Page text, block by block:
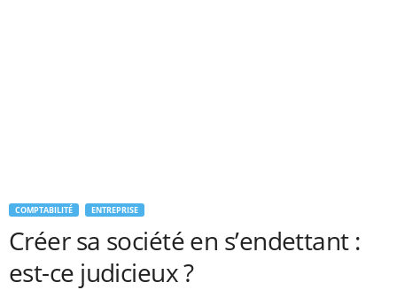
COMPTABILITÉ ENTREPRISE
Créer sa société en s’endettant :
est-ce judicieux ?